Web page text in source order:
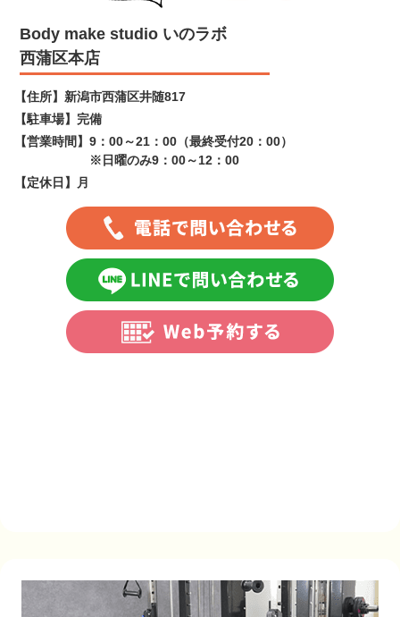
Body make studio いのラボ
西蒲区本店
【住所】 新潟市西蒲区井随817
【駐車場】 完備
【営業時間】 9：00～21：00（最終受付20：00）
※日曜のみ9：00～12：00
【定休日】
月